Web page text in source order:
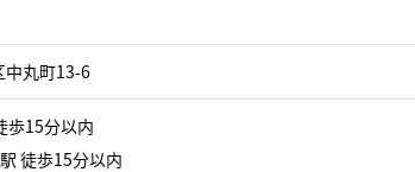
中丸町13-6
歩15分以内
徒歩15分以内